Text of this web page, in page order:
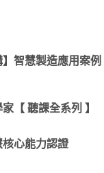
】智慧製造應用案
AI資料科學家【 聽課全系列 】
心能力認證